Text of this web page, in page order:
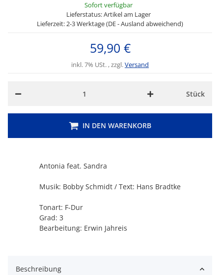
Antonia feat. Sandra
Musik: Bobby Schmidt / Text: Hans Bradtke
Tonart: F-Dur
Grad: 3
Bearbeitung: Erwin Jahreis
Sofort verfügbar
Lieferstatus: Artikel am Lager
Lieferzeit: 2-3 Werktage (DE - Ausland abweichend)
59,90 €
inkl. 7% USt. , zzgl.Versand
Stück
IN DEN WARENKORB
Beschreibung